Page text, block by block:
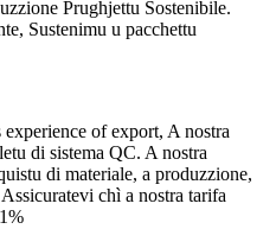
Prughjettu Sostenibile.
Sustenimu u pacchettu
of export, A nostra
di sistema QC. A nostra
di materiale, a produzzione,
chì a nostra tarifa